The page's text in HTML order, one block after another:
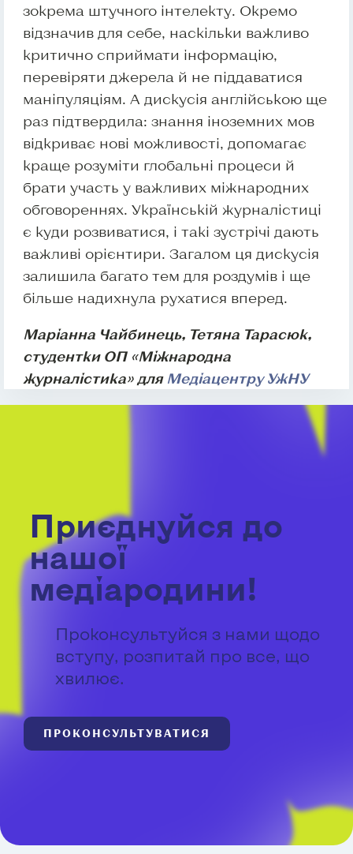
зокрема штучного інтелекту. Окремо
відзначив для себе, наскільки важливо
критично сприймати інформацію,
перевіряти джерела й не піддаватися
маніпуляціям. А дискусія англійською ще
раз підтвердила: знання іноземних мов
відкриває нові можливості, допомагає
краще розуміти глобальні процеси й
брати участь у важливих міжнародних
обговореннях. Українській журналістиці
є куди розвиватися, і такі зустрічі дають
важливі орієнтири. Загалом ця дискусія
залишила багато тем для роздумів і ще
більше надихнула рухатися вперед.
Маріанна Чайбинець, Тетяна Тарасюк,
студентки ОП «Міжнародна
журналістика» дляМедіацентру УжНУ
Приєднуйся до
нашої
медіародини!
Проконсультуйся з нами щодо
вступу, розпитай про все, що
хвилює.
ПРОКОНСУЛЬТУВАТИСЯ